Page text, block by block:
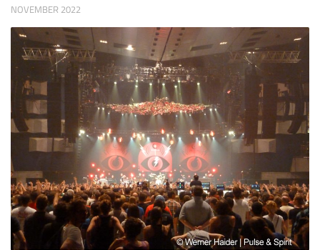
NOVEMBER 2022